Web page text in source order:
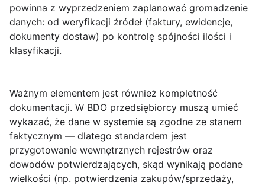
powinna z wyprzedzeniem zaplanować gromadzenie
danych: od weryfikacji źródeł (faktury, ewidencje,
dokumenty dostaw) po kontrolę spójności ilości i
klasyfikacji.
Ważnym elementem jest również kompletność
dokumentacji. W BDO przedsiębiorcy muszą umieć
wykazać, że dane w systemie są zgodne ze stanem
faktycznym — dlatego standardem jest
przygotowanie wewnętrznych rejestrów oraz
dowodów potwierdzających, skąd wynikają podane
wielkości (np. potwierdzenia zakupów/sprzedaży,